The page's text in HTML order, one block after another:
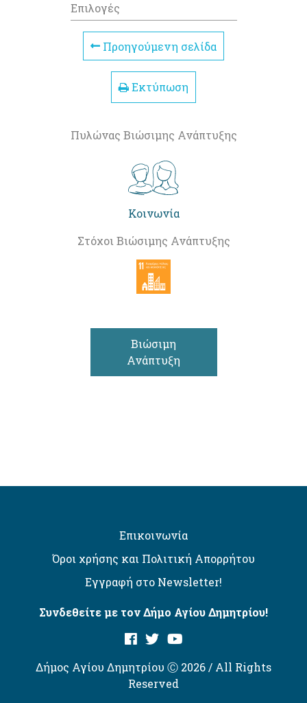
Επιλογές
Προηγούμενη σελίδα
Εκτύπωση
Πυλώνας Βιώσιμης Ανάπτυξης
Κοινωνία
Στόχοι Βιώσιμης Ανάπτυξης
Βιώσιμη
Ανάπτυξη
Επικοινωνία
Όροι χρήσης και Πολιτική Απορρήτου
Εγγραφή στο Newsletter!
Συνδεθείτε με τον Δήμο Αγίου Δημητρίου!
Δήμος Αγίου Δημητρίου Ⓒ 2026 / All Rights
Reserved